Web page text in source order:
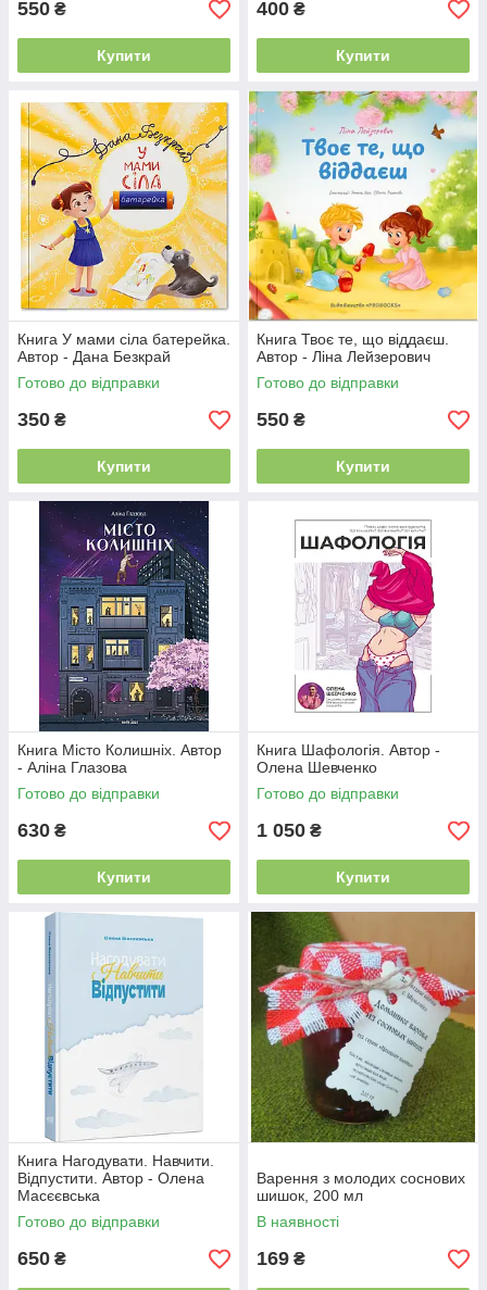
550 ₴
Купити
400 ₴
Купити
Книга У мами сіла батерейка.
Автор - Дана Безкрай
Готово до відправки
350 ₴
Купити
Книга Твоє те, що віддаєш.
Автор - Ліна Лейзерович
Готово до відправки
550 ₴
Купити
Книга Місто Колишніх. Автор
- Аліна Глазова
Готово до відправки
630 ₴
Купити
Книга Шафологія. Автор -
Олена Шевченко
Готово до відправки
1 050 ₴
Купити
Книга Нагодувати. Навчити.
Відпустити. Автор - Олена
Масєєвська
Готово до відправки
650 ₴
Варення з молодих соснових
шишок, 200 мл
В наявності
169 ₴